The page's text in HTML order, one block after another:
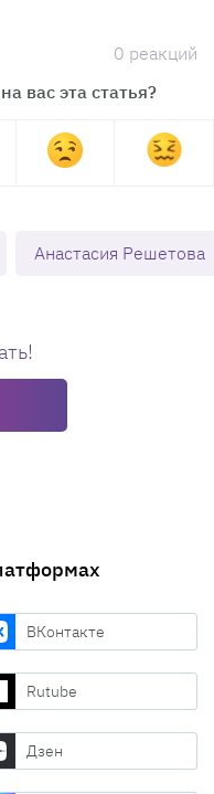
0 реакций
вас эта статья?
Анастасия Решетова
ВКонтакте
Rutube
Дзен